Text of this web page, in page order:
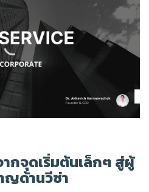
ากจุดเริ่มต้นเล็กๆ สู่ผู้
ญด้านวีซ่า